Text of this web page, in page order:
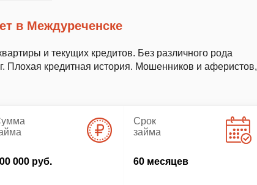
в Междуреченске
и текущих кредитов. Без различного рода
Плохая кредитная история. Мошенников и аферистов,
000 руб.
Срок
займа
60 месяцев